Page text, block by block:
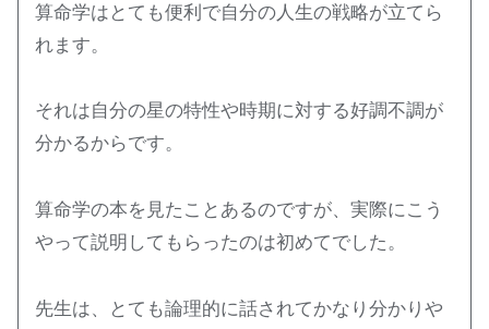
算命学はとても便利で自分の人生の戦略が立てら
れます。
それは自分の星の特性や時期に対する好調不調が
分かるからです。
算命学の本を見たことあるのですが、実際にこう
やって説明してもらったのは初めてでした。
先生は、とても論理的に話されてかなり分かりや